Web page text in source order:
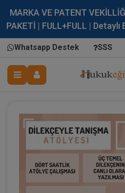
MARKA VE PATENT
PAKETİ | FULL+FULL | Detaylı
Whatsapp Destek SSS